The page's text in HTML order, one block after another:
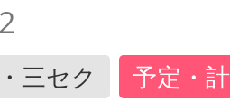
三セク 予定・